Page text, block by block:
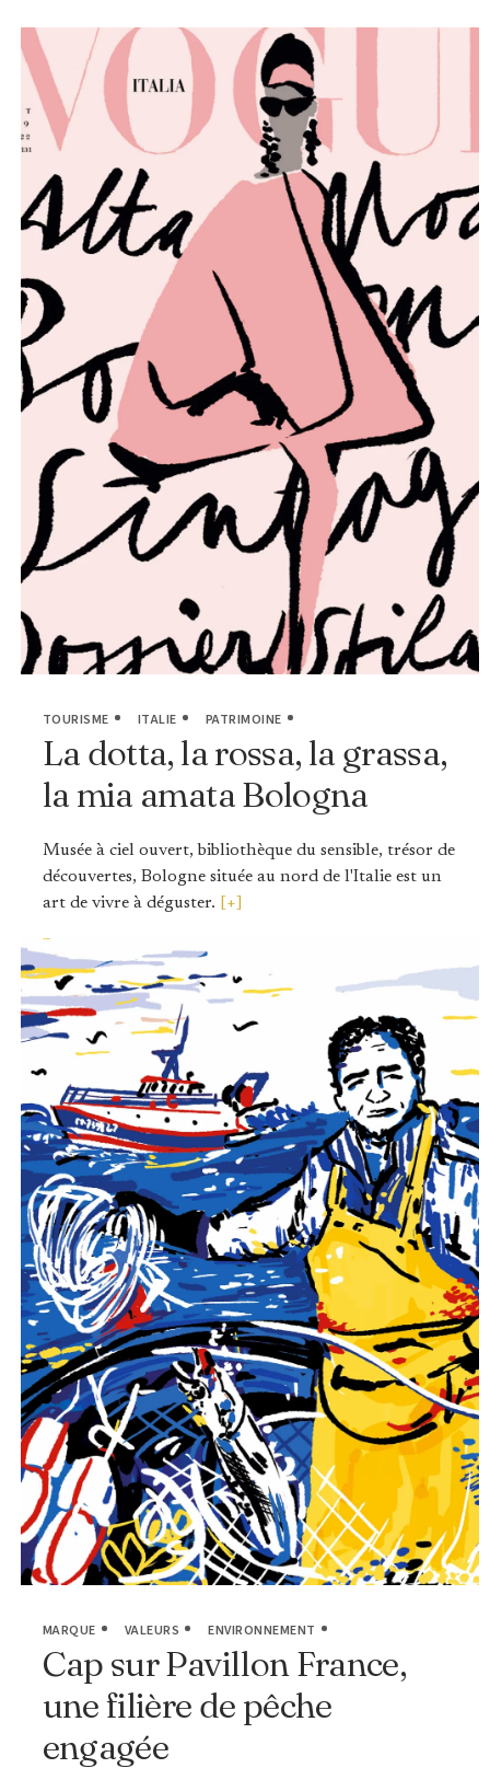
TOURISME ITALIE PATRIMOINE
La dotta, la rossa, la grassa,
la mia amata Bologna
Musée à ciel ouvert, bibliothèque du sensible, trésor de
découvertes, Bologne située au nord de l'Italie est un
art de vivre à déguster. [+]
MARQUE VALEURS ENVIRONNEMENT
Cap sur Pavillon France,
une filière de pêche
engagée